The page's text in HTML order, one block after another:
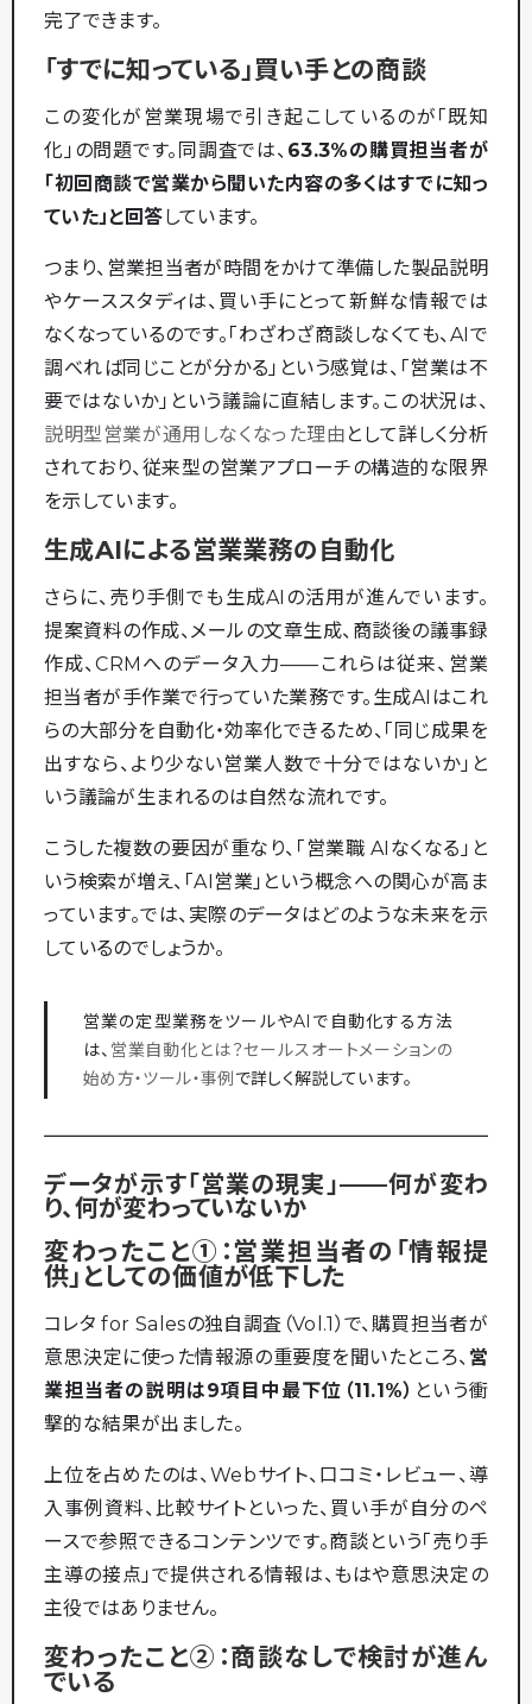
完了できます。
「すでに知っている」買い手との商談
この変化が営業現場で引き起こしているのが「既知
化」の問題です。同調査では、 63.3%の購買担当者が
「初回商談で営業から聞いた内容の多くはすでに知っ
ていた」と回答しています。
つまり、営業担当者が時間をかけて準備した製品説明
やケーススタディは、買い手にとって新鮮な情報では
なくなっているのです。「わざわざ商談しなくても、AIで
調べれば同じことが分かる」という感覚は、「営業は不
要ではないか」という議論に直結します。この状況は、
説明型営業が通用しなくなった理由 として詳しく分析
されており、従来型の営業アプローチの構造的な限界
を示しています。
生成AIによる営業業務の自動化
さらに、売り手側でも生成AIの活用が進んでいます。
提案資料の作成、メールの文章生成、商談後の議事録
作成、CRMへのデータ入力——これらは従来、営業
担当者が手作業で行っていた業務です。生成AIはこれ
らの大部分を自動化・効率化できるため、「同じ成果を
出すなら、より少ない営業人数で十分ではないか」と
いう議論が生まれるのは自然な流れです。
こうした複数の要因が重なり、「営業職 AIなくなる」と
いう検索が増え、「AI営業」という概念への関心が高ま
っています。では、実際のデータはどのような未来を示
しているのでしょうか。
営業の定型業務をツールやAIで自動化する方法
は、 営業自動化とは？セールスオートメーションの
始め方・ツール・事例で詳しく解説しています。
データが示す「営業の現実」——何が変わ
り、何が変わっていないか
変わったこと①：営業担当者の「情報提
供」としての価値が低下した
コレタ for Salesの独自調査（Vol.1）で、購買担当者が
意思決定に使った情報源の重要度を聞いたところ、 営
業担当者の説明は9項目中最下位（11.1%） という衝
撃的な結果が出ました。
上位を占めたのは、Webサイト、口コミ・レビュー、導
入事例資料、比較サイトといった、買い手が自分のペ
ースで参照できるコンテンツです。商談という「売り手
主導の接点」で提供される情報は、もはや意思決定の
主役ではありません。
変わったこと②：商談なしで検討が進ん
でいる